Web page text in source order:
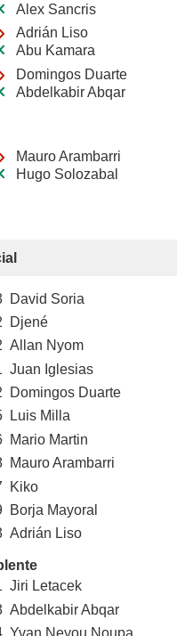
Alex Sancris
Adrián Liso
Abu Kamara
Domingos Duarte
Abdelkabir Abqar
Mauro Arambarri
Hugo Solozabal
David Soria
Djené
Allan Nyom
Juan Iglesias
Domingos Duarte
Luis Milla
Mario Martin
Mauro Arambarri
Kiko
Borja Mayoral
Adrián Liso
Jiri Letacek
Abdelkabir Abqar